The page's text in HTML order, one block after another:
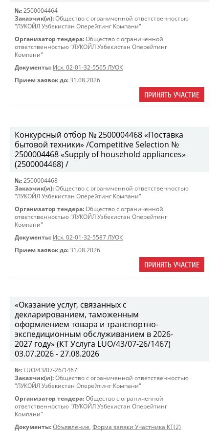
№: 2500004464
Заказчик(и): Общество с ограниченной ответственностью
"ЛУКОЙЛ Узбекистан Оперейтинг Компани"
Организатор тендера: Общество с ограниченной
ответственностью "ЛУКОЙЛ Узбекистан Оперейтинг
Компани"
Документы: Исх. 02-01-32-5565 ЛУОК
Прием заявок до: 31.08.2026
ПРИНЯТЬ УЧАСТИЕ
Конкурсный отбор № 2500004468 «Поставка
бытовой техники» /Competitive Selection №
2500004468 «Supply of household appliances»
(2500004468) /
№: 2500004468
Заказчик(и): Общество с ограниченной ответственностью
"ЛУКОЙЛ Узбекистан Оперейтинг Компани"
Организатор тендера: Общество с ограниченной
ответственностью "ЛУКОЙЛ Узбекистан Оперейтинг
Компани"
Документы: Исх. 02-01-32-5587 ЛУОК
Прием заявок до: 31.08.2026
ПРИНЯТЬ УЧАСТИЕ
«Оказание услуг, связанных с
декларированием, таможенным
оформлением товара и транспортно-
экспедиционным обслуживанием в 2026-
2027 году» (КТ Услуга LUO/43/07-26/1467)
03.07.2026 - 27.08.2026
№: LUO/43/07-26/1467
Заказчик(и): Общество с ограниченной ответственностью
"ЛУКОЙЛ Узбекистан Оперейтинг Компани"
Организатор тендера: Общество с ограниченной
ответственностью "ЛУКОЙЛ Узбекистан Оперейтинг
Компани"
Документы: Объявление, Форма заявки Участника КТ(2)